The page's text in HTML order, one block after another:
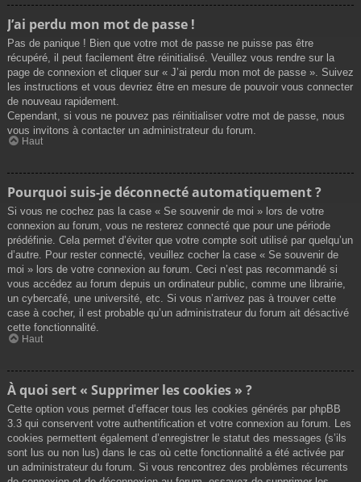
J’ai perdu mon mot de passe !
Pas de panique ! Bien que votre mot de passe ne puisse pas être
récupéré, il peut facilement être réinitialisé. Veuillez vous rendre sur la
page de connexion et cliquer sur « J’ai perdu mon mot de passe ». Suivez
les instructions et vous devriez être en mesure de pouvoir vous connecter
de nouveau rapidement.
Cependant, si vous ne pouvez pas réinitialiser votre mot de passe, nous
vous invitons à contacter un administrateur du forum.
Haut
Pourquoi suis-je déconnecté automatiquement ?
Si vous ne cochez pas la case « Se souvenir de moi » lors de votre
connexion au forum, vous ne resterez connecté que pour une période
prédéfinie. Cela permet d’éviter que votre compte soit utilisé par quelqu’un
d’autre. Pour rester connecté, veuillez cocher la case « Se souvenir de
moi » lors de votre connexion au forum. Ceci n’est pas recommandé si
vous accédez au forum depuis un ordinateur public, comme une librairie,
un cybercafé, une université, etc. Si vous n’arrivez pas à trouver cette
case à cocher, il est probable qu’un administrateur du forum ait désactivé
cette fonctionnalité.
Haut
À quoi sert « Supprimer les cookies » ?
Cette option vous permet d’effacer tous les cookies générés par phpBB
3.3 qui conservent votre authentification et votre connexion au forum. Les
cookies permettent également d’enregistrer le statut des messages (s’ils
sont lus ou non lus) dans le cas où cette fonctionnalité a été activée par
un administrateur du forum. Si vous rencontrez des problèmes récurrents